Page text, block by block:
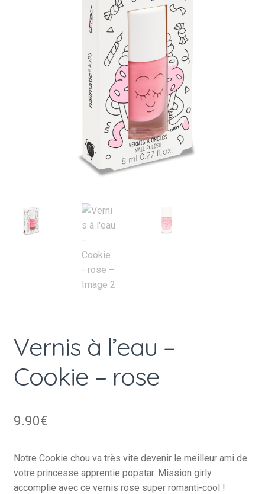
Vernis à l’eau –
Cookie – rose
9.90€
Notre Cookie chou va très vite devenir le meilleur ami de
votre princesse apprentie popstar. Mission girly
accomplie avec ce vernis rose super romanti-cool !